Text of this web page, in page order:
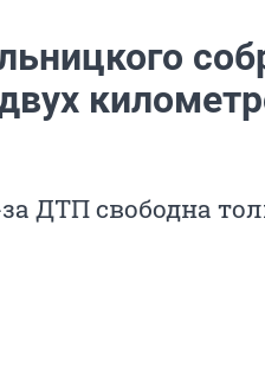
ДТП свободна